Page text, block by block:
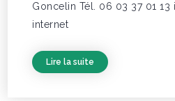
Goncelin Tél. 06 03 37 01 13
internet
Lire la suite